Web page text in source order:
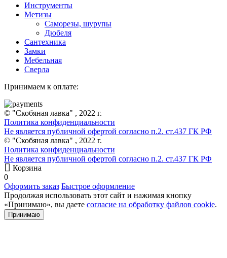
Инструменты
Метизы
Саморезы, шурупы
Дюбеля
Сантехника
Замки
Мебельная
Сверла
Принимаем к оплате:
© "Скобяная лавка" , 2022 г.
Политика конфиденциальности
Не является публичной офертой согласно п.2. ст.437 ГК РФ
© "Скобяная лавка" , 2022 г.
Политика конфиденциальности
Не является публичной офертой согласно п.2. ст.437 ГК РФ
Корзина
0
Оформить заказ Быстрое оформление
Продолжая использовать этот сайт и нажимая кнопку
«Принимаю», вы даете согласие на обработку файлов cookie.
Принимаю